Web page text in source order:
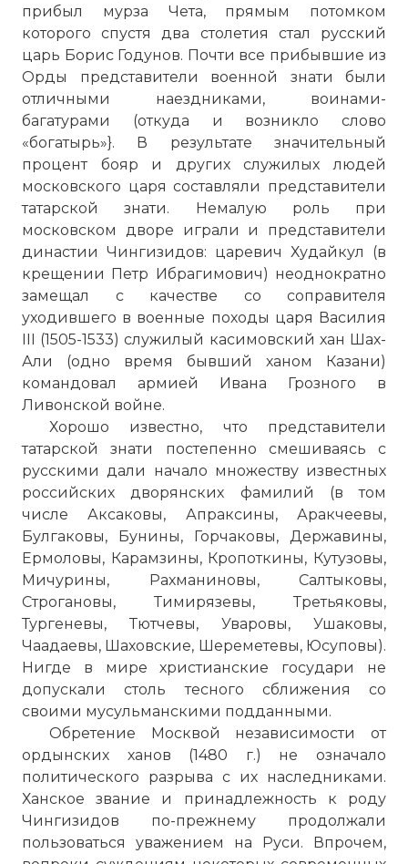
прибыл мурза Чета, прямым потомком
которого спустя два столетия стал русский
царь Борис Годунов. Почти все прибывшие из
Орды представители военной знати были
отличными наездниками, воинами-
багатурами (откуда и возникло слово
«богатырь»}. В результате значительный
процент бояр и других служилых людей
московского царя составляли представители
татарской знати. Heмалую роль при
московском дворе играли и представители
династии Чингизидов: царевич Худайкул (в
крещении Петр Ибрагимович) неоднократно
замещал с качестве со соправителя
уходившего в военные походы царя Василия
III (1505-1533) служилый касимовский хан Шах-
Али (одно время бывший ханом Казани)
командовал армией Ивана Грозного в
Ливонской войне.
Хорошо известно, что представители
татарской знати постепенно смешиваясь с
русскими дали начало множеству известных
российских дворянских фамилий (в том
числе Аксаковы, Апраксины, Аракчеевы,
Булгаковы, Бунины, Горчаковы, Державины,
Ермоловы, Карамзины, Кропоткины, Кутузовы,
Мичурины, Рахманиновы, Салтыковы,
Строгановы, Тимирязевы, Третьяковы,
Тургеневы, Тютчевы, Уваровы, Ушаковы,
Чаадаевы, Шаховские, Шереметевы, Юсуповы).
Нигде в мире христианские государи не
допускали столь тесного сближения со
своими мусульманскими подданными.
Обретение Москвой независимости от
ордынских ханов (1480 г.) не означало
политического разрыва с их наследниками.
Ханское звание и принадлежность к роду
Чингизидов по-прежнему продолжали
пользоваться уважением на Руси. Впрочем,
☓
Культура Золотой Орды
Фото статьи: